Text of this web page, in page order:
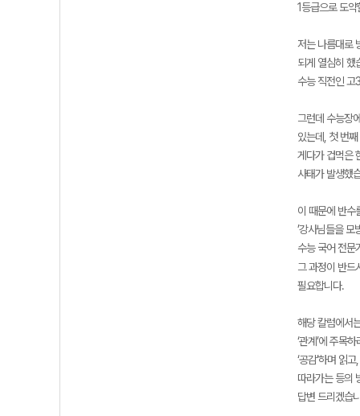
1등급으로 도약
저는 나름대로
되게 열심히 했
수능 직전인 고
그런데 수능장
있는데, 첫 번
게다가 겁먹은
사태가 발생했
이 때문에 반수
’강사님들을
수능 국어 전문
그 과정이 반드
필요합니다.
해당 칼럼에서
‘관계’에 주목
‘공감’하며 읽
따라가는 등의
답변 드리겠습